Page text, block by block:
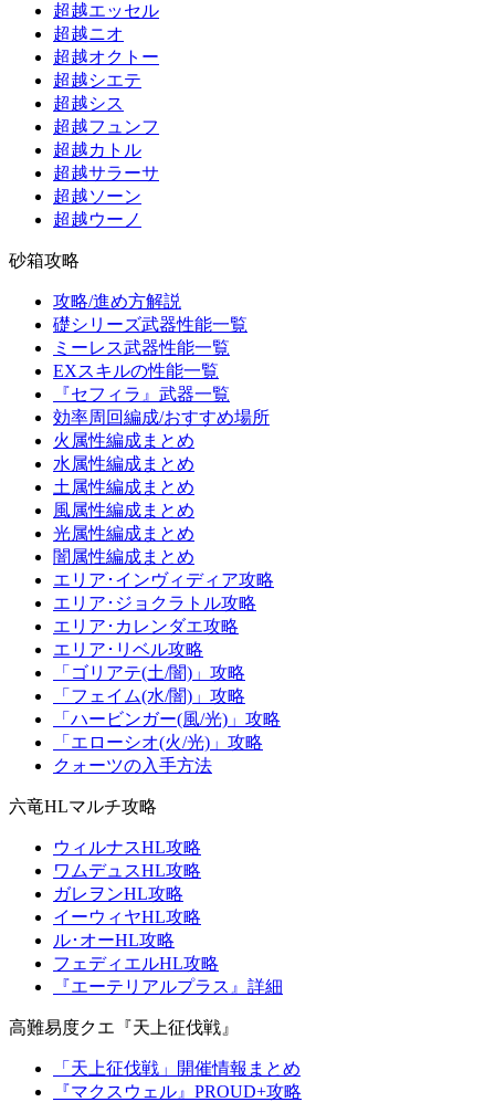
超越エッセル
超越ニオ
超越オクトー
超越シエテ
超越シス
超越フュンフ
超越カトル
超越サラーサ
超越ソーン
超越ウーノ
砂箱攻略
攻略/進め方解説
礎シリーズ武器性能一覧
ミーレス武器性能一覧
EXスキルの性能一覧
『セフィラ』武器一覧
効率周回編成/おすすめ場所
火属性編成まとめ
水属性編成まとめ
土属性編成まとめ
風属性編成まとめ
光属性編成まとめ
闇属性編成まとめ
エリア･インヴィディア攻略
エリア･ジョクラトル攻略
エリア･カレンダエ攻略
エリア･リベル攻略
「ゴリアテ(土/闇)」攻略
「フェイム(水/闇)」攻略
「ハービンガー(風/光)」攻略
「エローシオ(火/光)」攻略
クォーツの入手方法
六竜HLマルチ攻略
ウィルナスHL攻略
ワムデュスHL攻略
ガレヲンHL攻略
イーウィヤHL攻略
ル･オーHL攻略
フェディエルHL攻略
『エーテリアルプラス』詳細
高難易度クエ『天上征伐戦』
「天上征伐戦」開催情報まとめ
『マクスウェル』PROUD+攻略